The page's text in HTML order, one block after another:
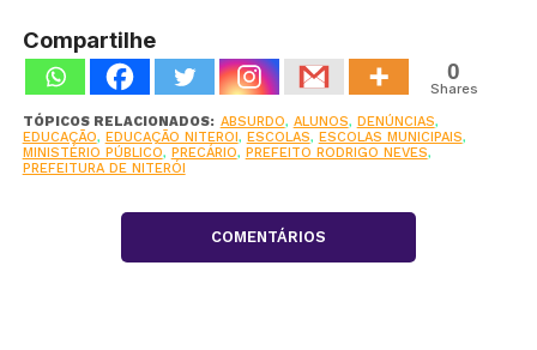
Compartilhe
0
Shares
TÓPICOS RELACIONADOS: ABSURDO, ALUNOS, DENÚNCIAS,
EDUCAÇÃO, EDUCAÇÃO NITEROI , ESCOLAS, ESCOLAS MUNICIPAIS,
MINISTÉRIO PÚBLICO, PRECÁRIO, PREFEITO RODRIGO NEVES,
PREFEITURA DE NITERÓI
COMENTÁRIOS